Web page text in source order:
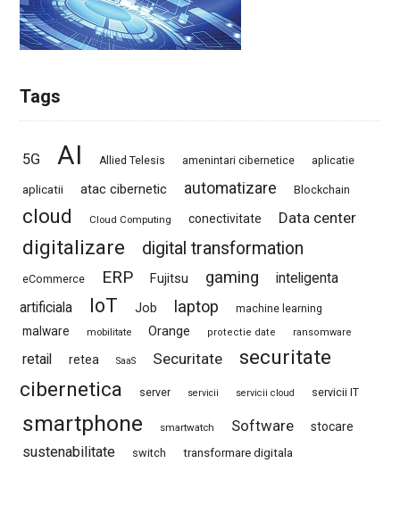
Tags
5G AI Allied Telesis amenintari cibernetice aplicatie
aplicatii atac cibernetic automatizare Blockchain
cloud Cloud Computing conectivitate Data center
digitalizare digital transformation
eCommerce ERP Fujitsu gaming
inteligenta
artificiala
IoT Job laptop machine learning
malware mobilitate Orange protectie date ransomware
retail retea SaaS Securitate
securitate
cibernetica
server servicii servicii cloud servicii IT
smartphone smartwatch Software stocare
sustenabilitate switch transformare digitala